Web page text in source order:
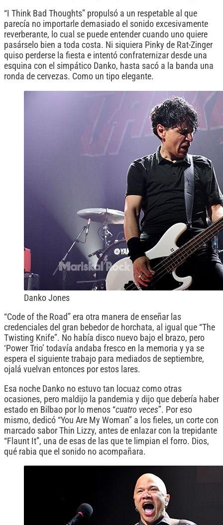
“I Think Bad Thoughts” propulsó a un respetable al que
parecía no importarle demasiado el sonido excesivamente
reverberante, lo cual se puede entender cuando uno quiere
pasárselo bien a toda costa. Ni siquiera Pinky de Rat-Zinger
quiso perderse la fiesta e intentó confraternizar desde una
esquina con el simpático Danko, hasta sacó a la banda una
ronda de cervezas. Como un tipo elegante.
Danko Jones
“Code of the Road” era otra manera de enseñar las
credenciales del gran bebedor de horchata, al igual que “The
Twisting Knife”. No había disco nuevo bajo el brazo, pero
‘Power Trio’ todavía andaba fresco en la memoria y ya se
espera el siguiente trabajo para mediados de septiembre,
ojalá vuelvan entonces por estos lares.
Esa noche Danko no estuvo tan locuaz como otras
ocasiones, pero maldijo la pandemia y dijo que debería haber
estado en Bilbao por lo menos “cuatro veces”. Por eso
mismo, dedicó “You Are My Woman” a los fieles, un corte con
marcado sabor Thin Lizzy, antes de enlazar con la trepidante
“Flaunt It”, una de esas de las que te limpian el forro. Dios,
qué rabia que el sonido no acompañara.